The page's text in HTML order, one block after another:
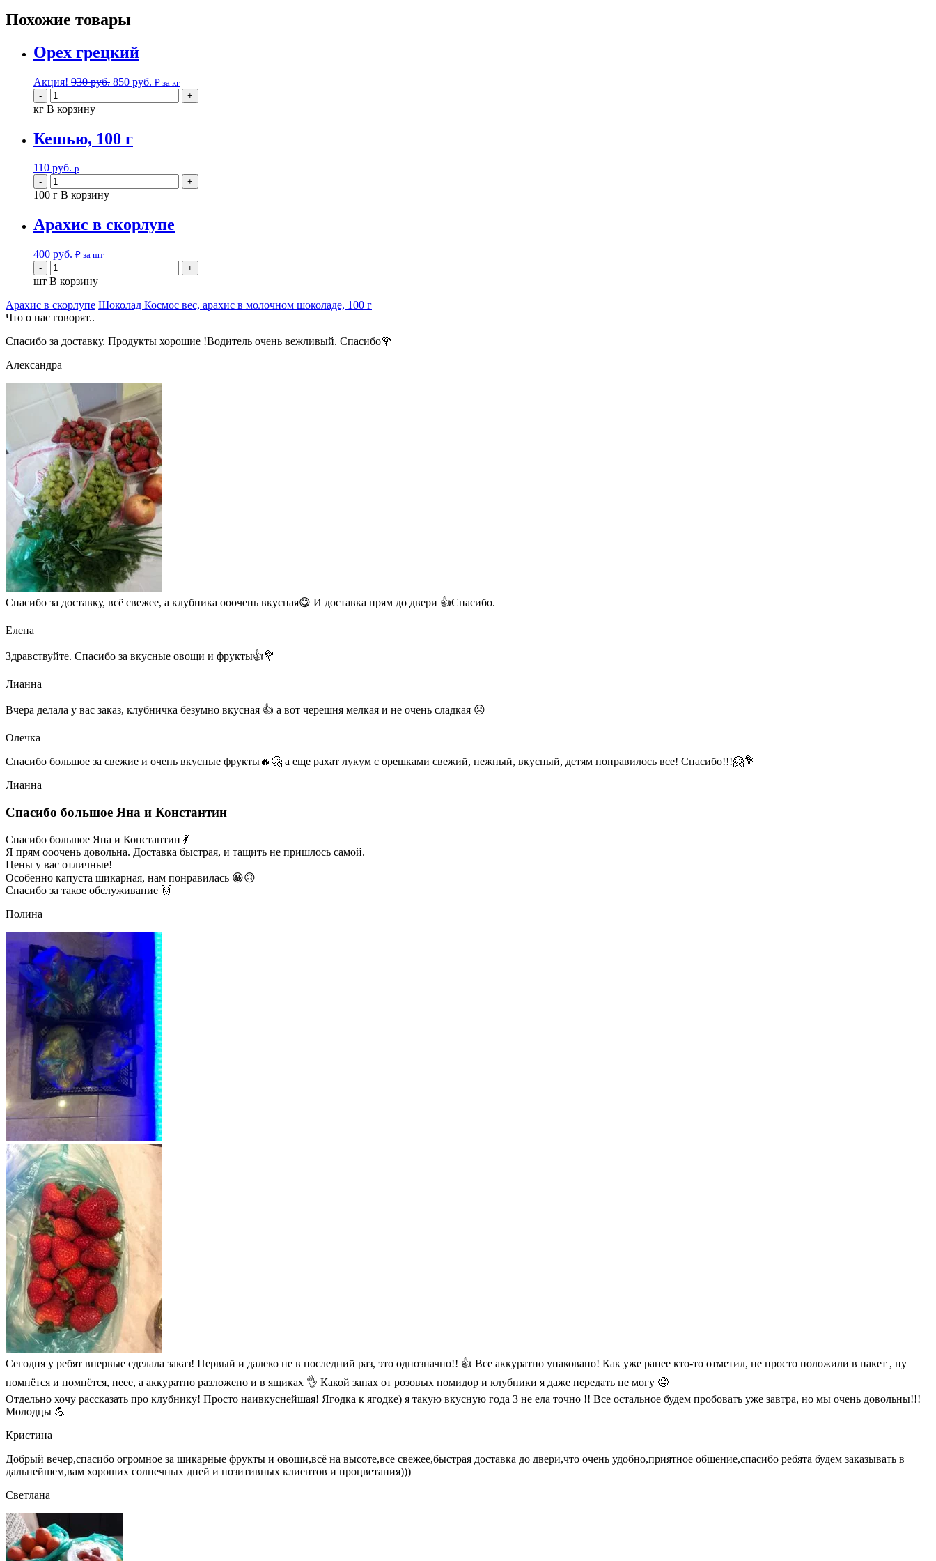
Похожие товары
Орех грецкий
Акция! 930руб. 850 руб. ₽ за кг
кг В корзину
Кешью, 100 г
110 руб. р
100 г В корзину
Арахис в скорлупе
400 руб. ₽ за шт
шт В корзину
Арахис в скорлупе Шоколад Космос вес, арахис в молочном шоколаде, 100 г
Что о нас говорят..
Спасибо за доставку. Продукты хорошие !Водитель очень вежливый. Спасибо🌹
Александра
Спасибо за доставку, всё свежее, а клубника ооочень вкусная😋 И доставка прям до двери 👍Спасибо.
Елена
Здравствуйте. Спасибо за вкусные овощи и фрукты👍💐
Лианна
Вчера делала у вас заказ, клубничка безумно вкусная 👍 а вот черешня мелкая и не очень сладкая ☹
Олечка
Спасибо большое за свежие и очень вкусные фрукты🔥🤗 а еще рахат лукум с орешками свежий, нежный, вкусный, детям понравилось все! Спасибо!!!🤗💐
Лианна
Спасибо большое Яна и Константин
Спасибо большое Яна и Константин 💃
Я прям ооочень довольна. Доставка быстрая, и тащить не пришлось самой.
Цены у вас отличные!
Особенно капуста шикарная, нам понравилась 😀🙃
Спасибо за такое обслуживание 🙌
Полина
Сегодня у ребят впервые сделала заказ! Первый и далеко не в последний раз, это однозначно!! 👍 Все аккуратно упаковано! Как уже ранее кто-то отметил, не просто положили в пакет , ну
помнётся и помнётся, неее, а аккуратно разложено и в ящиках 👌 Какой запах от розовых помидор и клубники я даже передать не могу 🤤
Отдельно хочу рассказать про клубнику! Просто наивкуснейшая! Ягодка к ягодке) я такую вкусную года 3 не ела точно !! Все остальное будем пробовать уже завтра, но мы очень довольны!!!
Молодцы 💪
Кристина
Добрый вечер,спасибо огромное за шикарные фрукты и овощи,всё на высоте,все свежее,быстрая доставка до двери,что очень удобно,приятное общение,спасибо ребята будем заказывать в
дальнейшем,вам хороших солнечных дней и позитивных клиентов и процветания)))
Светлана